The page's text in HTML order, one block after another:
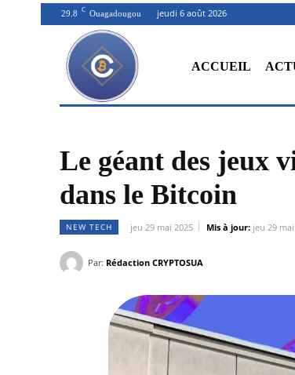
29.8 C Ouagadougou jeudi 6 août 2026
ACCUEIL
Le géant des jeux
dans le Bitcoin
NEW TECH jeu 29 mai 2025 Mis à jour: jeu 29
Par: Rédaction CRYPTOSUA